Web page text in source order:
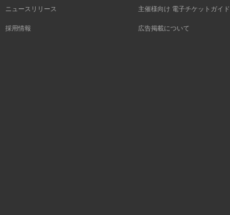
ニュースリリース
採用情報
主催様向け 電子チケットガイド
広告掲載について